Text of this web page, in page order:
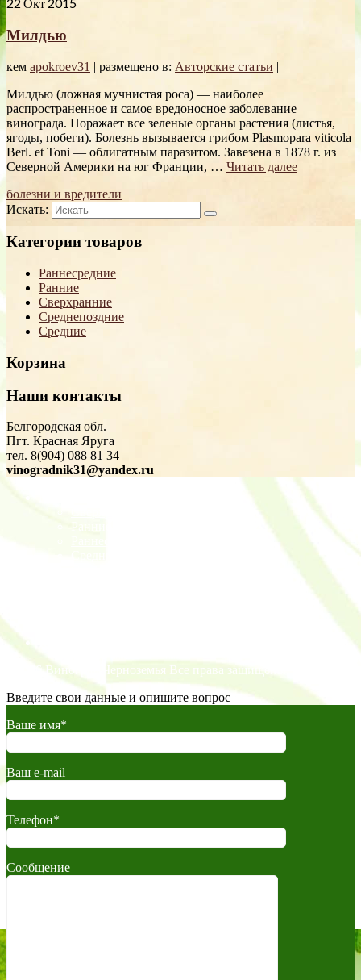
Милдью
кем apokroev31 | размещено в: Авторские статьи |
Милдью (ложная мучнистая роса) — наиболее
распространенное и самое вредоносное заболевание
винограда. Поражает все зеленые органы растения (листья,
ягоды, побеги). Болезнь вызывается грибом Plasmopara viticola
Berl. et Toni — облигатным паразитом. Завезена в 1878 г. из
Северной Америки на юг Франции, … Читать далее
болезни и вредители
Искать:
Категории товаров
Раннесредние
Ранние
Сверхранние
Среднепоздние
Средние
Корзина
Наши контакты
Белгородская обл.
Пгт. Красная Яруга
тел. 8(904) 088 81 34
vinogradnik31@yandex.ru
Ранние
©2026 Виноград Черноземья Все права защищены.
Введите свои данные и опишите вопрос
Ваше имя*
Ваш e-mail
Телефон*
Сообщение